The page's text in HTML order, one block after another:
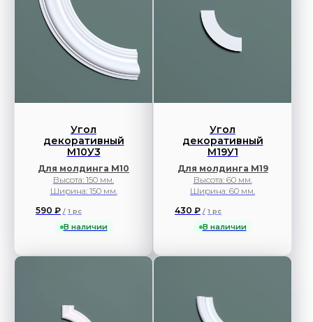
Угол
декоративный
М10У3
Для молдинга М10
Высота: 150 мм.
Ширина: 150 мм.
590 ₽ / 1 pc
В наличии
Угол
декоративный
М19У1
Для молдинга М19
Высота: 60 мм.
Ширина: 60 мм.
430 ₽ / 1 pc
В наличии